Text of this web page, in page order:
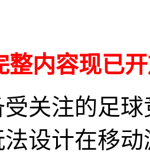
整内容现已
关注的足
设计在移